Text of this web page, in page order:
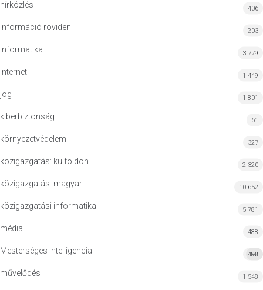
hírközlés 406
információ röviden 203
informatika 3 779
Internet 1 449
jog 1 801
kiberbiztonság 61
környezetvédelem 327
közigazgatás: külföldön 2 320
közigazgatás: magyar 10 652
közigazgatási informatika 5 781
média 488
Mesterséges Intelligencia MI
422
művelődés 1 548